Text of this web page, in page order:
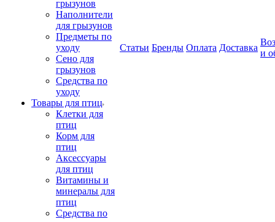
грызунов
Наполнители
для грызунов
Предметы по
уходу
Сено для
грызунов
Средства по
уходу
Товары для птиц
Клетки для
птиц
Корм для
птиц
Аксессуары
для птиц
Витамины и
минералы для
птиц
Средства по
Статьи Бренды Оплата Доставка
и